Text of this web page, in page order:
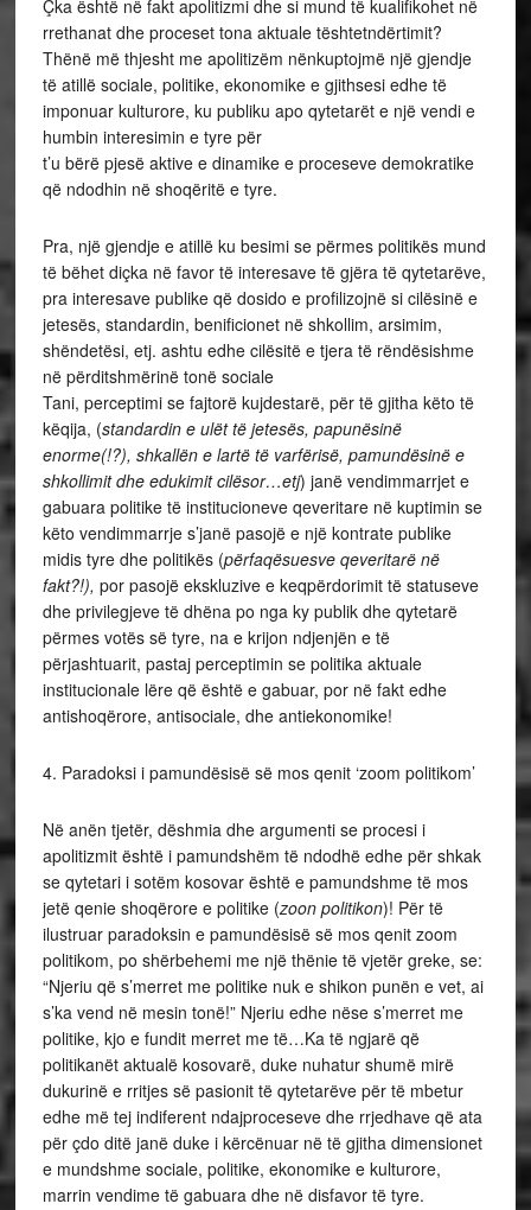
Çka është në fakt apolitizmi dhe si mund të kualifikohet në
rrethanat dhe proceset tona aktuale tështetndërtimit?
Thënë më thjesht me apolitizëm nënkuptojmë një gjendje
të atillë sociale, politike, ekonomike e gjithsesi edhe të
imponuar kulturore, ku publiku apo qytetarët e një vendi e
humbin interesimin e tyre për
t’u bërë pjesë aktive e dinamike e proceseve demokratike
që ndodhin në shoqëritë e tyre.
Pra, një gjendje e atillë ku besimi se përmes politikës mund
të bëhet diçka në favor të interesave të gjëra të qytetarëve,
pra interesave publike që dosido e profilizojnë si cilësinë e
jetesës, standardin, benificionet në shkollim, arsimim,
shëndetësi, etj. ashtu edhe cilësitë e tjera të rëndësishme
në përditshmërinë tonë sociale
Tani, perceptimi se fajtorë kujdestarë, për të gjitha këto të
këqija, (standardin e ulët të jetesës, papunësinë
enorme(!?), shkallën e lartë të varfërisë, pamundësinë e
shkollimit dhe edukimit cilësor…etj) janë vendimmarrjet e
gabuara politike të institucioneve qeveritare në kuptimin se
këto vendimmarrje s’janë pasojë e një kontrate publike
midis tyre dhe politikës (përfaqësuesve qeveritarë në
fakt?!), por pasojë ekskluzive e keqpërdorimit të statuseve
dhe privilegjeve të dhëna po nga ky publik dhe qytetarë
përmes votës së tyre, na e krijon ndjenjën e të
përjashtuarit, pastaj perceptimin se politika aktuale
institucionale lëre që është e gabuar, por në fakt edhe
antishoqërore, antisociale, dhe antiekonomike!
4. Paradoksi i pamundësisë së mos qenit ‘zoom politikom’
Në anën tjetër, dëshmia dhe argumenti se procesi i
apolitizmit është i pamundshëm të ndodhë edhe për shkak
se qytetari i sotëm kosovar është e pamundshme të mos
jetë qenie shoqërore e politike (zoon politikon)! Për të
ilustruar paradoksin e pamundësisë së mos qenit zoom
politikom, po shërbehemi me një thënie të vjetër greke, se:
“Njeriu që s’merret me politike nuk e shikon punën e vet, ai
s’ka vend në mesin tonë!” Njeriu edhe nëse s’merret me
politike, kjo e fundit merret me të…Ka të ngjarë që
politikanët aktualë kosovarë, duke nuhatur shumë mirë
dukurinë e rritjes së pasionit të qytetarëve për të mbetur
edhe më tej indiferent ndajproceseve dhe rrjedhave që ata
për çdo ditë janë duke i kërcënuar në të gjitha dimensionet
e mundshme sociale, politike, ekonomike e kulturore,
marrin vendime të gabuara dhe në disfavor të tyre.